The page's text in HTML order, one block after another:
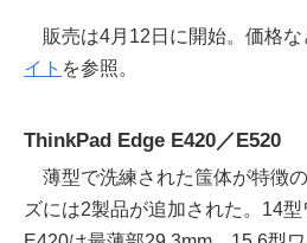
販売は4月12日に開始。価格な
イト を参照。
ThinkPad Edge E420／E520
薄型で洗練された筺体が特徴
ズには2製品が追加された。14